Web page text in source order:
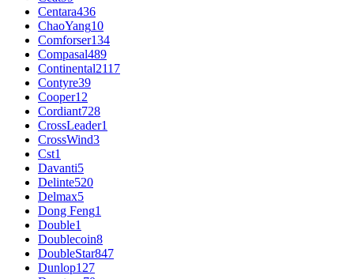
Centara436
ChaoYang10
Comforser134
Compasal489
Continental2117
Contyre39
Cooper12
Cordiant728
CrossLeader1
CrossWind3
Cst1
Davanti5
Delinte520
Delmax5
Dong Feng1
Double1
Doublecoin8
DoubleStar847
Dunlop127